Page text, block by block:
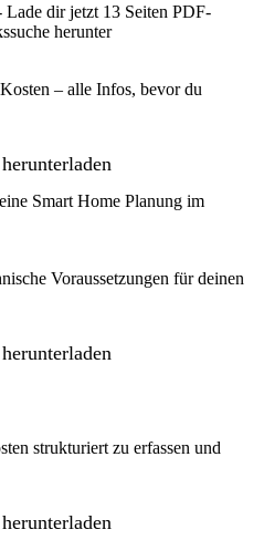
– alle Infos, bevor du
Voraussetzungen für deinen
strukturiert zu erfassen und